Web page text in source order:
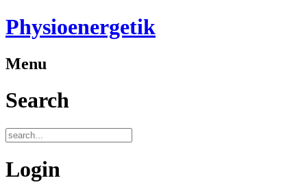
Physioenergetik
Menu
Search
Login